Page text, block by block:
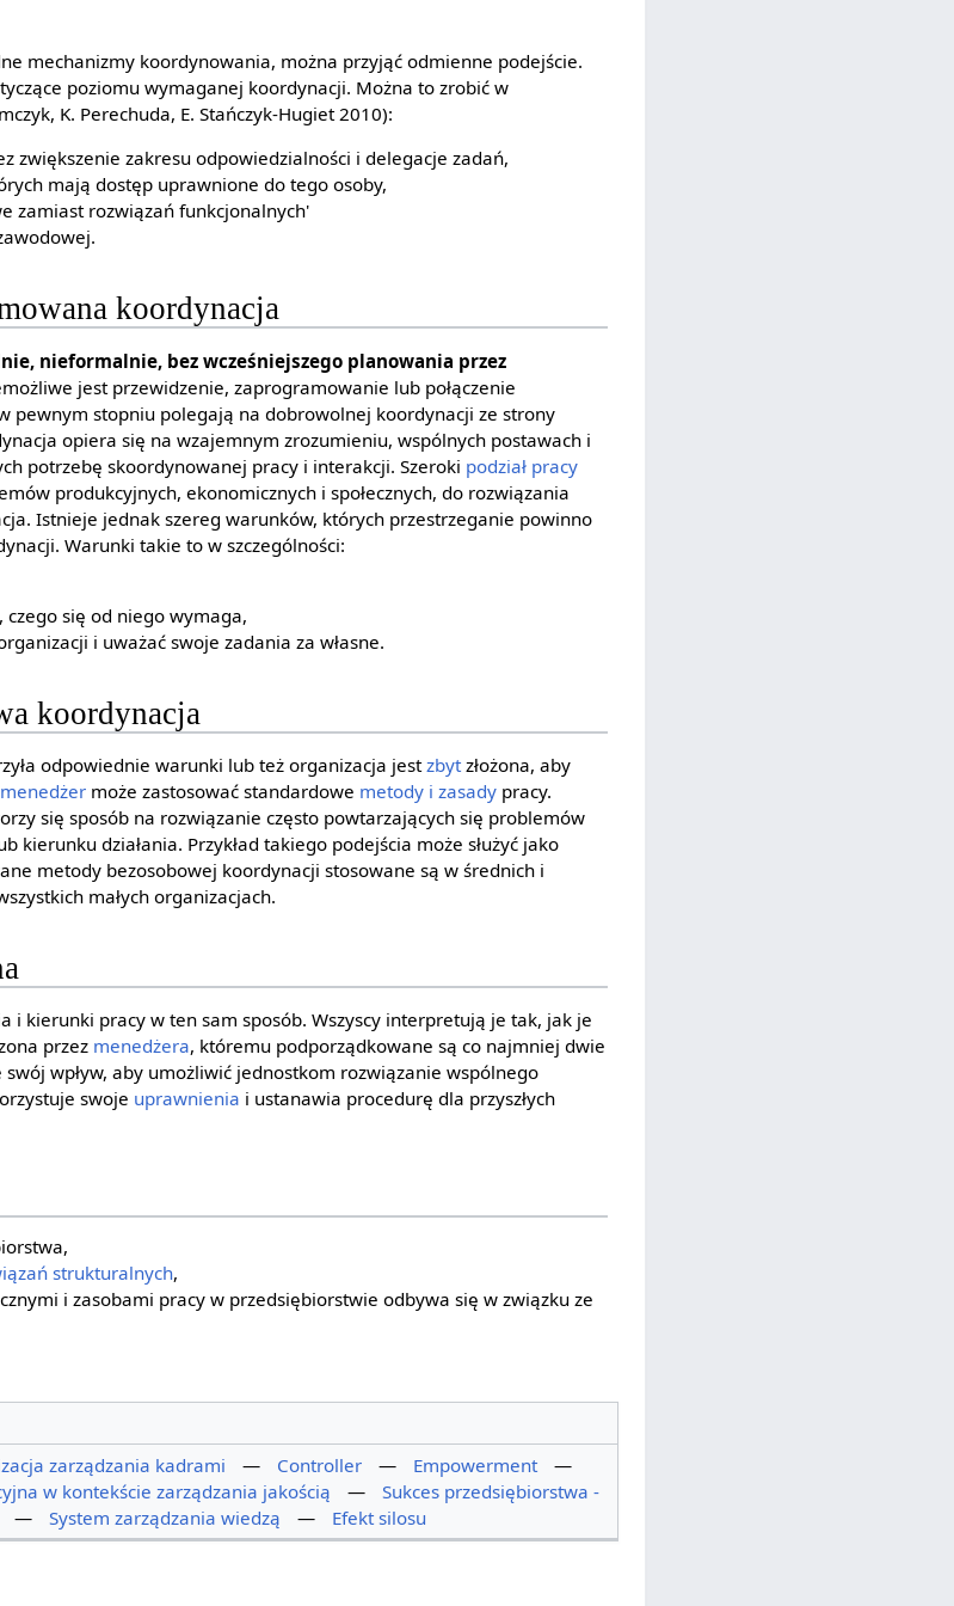
mechanizmy koordynowania, można przyjąć odmienne podejście.
poziomu wymaganej koordynacji. Można to zrobić w
K. Perechuda, E. Stańczyk-Hugiet 2010):
zwiększenie zakresu odpowiedzialności i delegacje zadań,
mają dostęp uprawnione do tego osoby,
zamiast rozwiązań funkcjonalnych'
koordynacja
nieformalnie, bez wcześniejszego planowania przez
jest przewidzenie, zaprogramowanie lub połączenie
pewnym stopniu polegają na dobrowolnej koordynacji ze strony
opiera się na wzajemnym zrozumieniu, wspólnych postawach i
potrzebę skoordynowanej pracy i interakcji. Szeroki podział pracy
produkcyjnych, ekonomicznych i społecznych, do rozwiązania
Istnieje jednak szereg warunków, których przestrzeganie powinno
Warunki takie to w szczególności:
się od niego wymaga,
i uważać swoje zadania za własne.
koordynacja
odpowiednie warunki lub też organizacja jestzbytzłożona, aby
menedżer może zastosować standardowe metody i zasady pracy.
się sposób na rozwiązanie często powtarzających się problemów
kierunku działania. Przykład takiego podejścia może służyć jako
metody bezosobowej koordynacji stosowane są w średnich i
małych organizacjach.
i kierunki pracy w ten sam sposób. Wszyscy interpretują je tak, jak je
przez menedżera, któremu podporządkowane są co najmniej dwie
wpływ, aby umożliwić jednostkom rozwiązanie wspólnego
swoje uprawnienia i ustanawia procedurę dla przyszłych
strukturalnych,
i zasobami pracy w przedsiębiorstwie odbywa się w związku ze
zarządzania kadrami — Controller — Empowerment
—
w kontekście zarządzania jakością —
Sukces przedsiębiorstwa -
— System zarządzania wiedzą — Efekt silosu